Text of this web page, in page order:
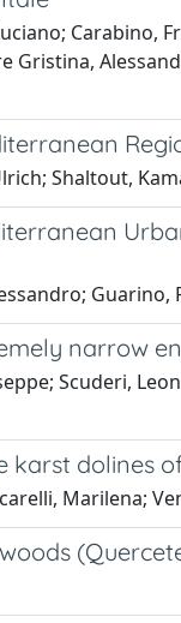
Carabino,
Shaltout,
narrow
Scuderi,
dolines
Marilena;